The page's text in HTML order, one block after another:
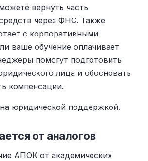
вернуть часть
через ФНС. Также
с корпоративными
ваше обучение оплачивает
помогут подготовить
лица и обосновать
компенсации.
юридической поддержкой.
от аналогов
АПОК от академических